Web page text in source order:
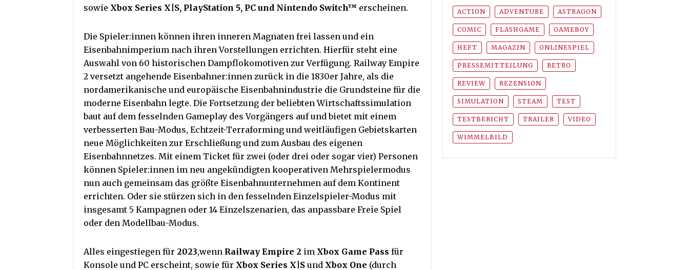
sowie Xbox Series X|S, PlayStation 5, PC und Nintendo Switch™ erscheinen.
Die Spieler:innen können ihren inneren Magnaten frei lassen und ein
Eisenbahnimperium nach ihren Vorstellungen errichten. Hierfür steht eine
Auswahl von 60 historischen Dampflokomotiven zur Verfügung. Railway Empire
2 versetzt angehende Eisenbahner:innen zurück in die 1830er Jahre, als die
nordamerikanische und europäische Eisenbahnindustrie die Grundsteine für die
moderne Eisenbahn legte. Die Fortsetzung der beliebten Wirtschaftssimulation
baut auf dem fesselnden Gameplay des Vorgängers auf und bietet mit einem
verbesserten Bau-Modus, Echtzeit-Terraforming und weitläufigen Gebietskarten
neue Möglichkeiten zur Erschließung und zum Ausbau des eigenen
Eisenbahnnetzes. Mit einem Ticket für zwei (oder drei oder sogar vier) Personen
können Spieler:innen im neu angekündigten kooperativen Mehrspielermodus
nun auch gemeinsam das größte Eisenbahnunternehmen auf dem Kontinent
errichten. Oder sie stürzen sich in den fesselnden Einzelspieler-Modus mit
insgesamt 5 Kampagnen oder 14 Einzelszenarien, das anpassbare Freie Spiel
oder den Modellbau-Modus.
Alles eingestiegen für 2023,wenn Railway Empire 2 im Xbox Game Pass für
Konsole und PC erscheint, sowie für Xbox Series X|S und Xbox One (durch
ACTION ADVENTURE ASTRAGON
COMIC FLASHGAME GAMEBOY
HEFT MAGAZIN ONLINESPIEL
PRESSEMITTEILUNG RETRO
REVIEW REZENSION
SIMULATION STEAM TEST
TESTBERICHT TRAILER VIDEO
WIMMELBILD